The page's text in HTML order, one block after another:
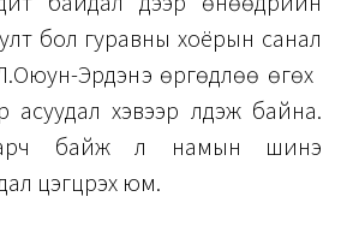
бол гуравны хоёрын санал
Эрдэнэ өргөдлөө өгөх үү
асуудал хэвээр үлдэж байна.
байж л намын шинэ
цэгцрэх юм.